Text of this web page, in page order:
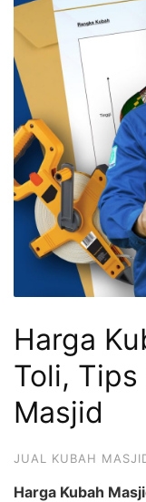
Harga
Toli,
Masjid
JUAL KUBAH
Harga Kubah